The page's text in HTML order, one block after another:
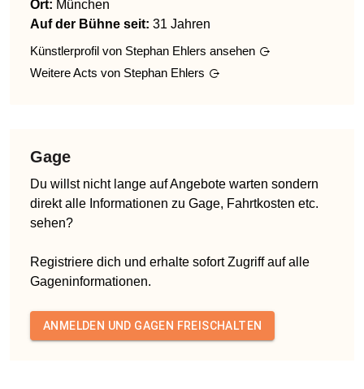
Ort: München
Auf der Bühne seit: 31 Jahren
Künstlerprofil von Stephan Ehlers ansehen
Weitere Acts von Stephan Ehlers
Gage
Du willst nicht lange auf Angebote warten sondern
direkt alle Informationen zu Gage, Fahrtkosten etc.
sehen?
Registriere dich und erhalte sofort Zugriff auf alle
Gageninformationen.
ANMELDEN UND GAGEN FREISCHALTEN